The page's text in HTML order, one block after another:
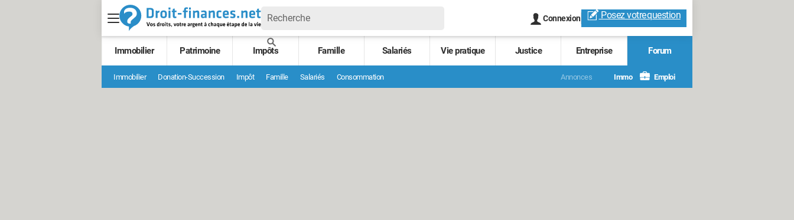
Connexion Posez votrequestion
Immobilier Patrimoine Impôts Famille Salariés Vie pratique Justice Entreprise Forum
Immobilier Donation-Succession Impôt Famille Salariés Consommation Annonces Immo Emploi